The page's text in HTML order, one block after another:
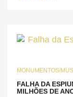
MONUMENTOS/
FALHA DA
MILHÕES DE